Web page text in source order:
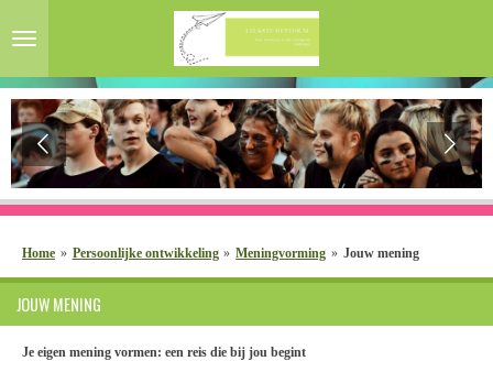
direct
de
hoofdinhoud
Home » Persoonlijke ontwikkeling » Meningvorming » Jouw mening
JOUW MENING
Je eigen mening vormen: een reis die bij jou begint